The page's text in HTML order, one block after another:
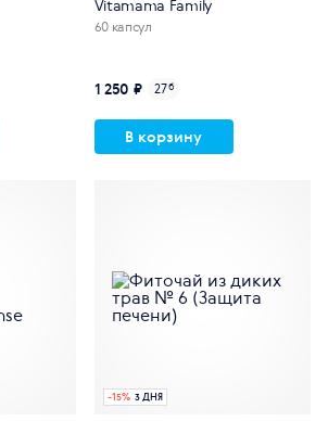
Vitamama Family
60 капсул
1 250 ₽ 27б
В корзину
-15% 3 ДНЯ